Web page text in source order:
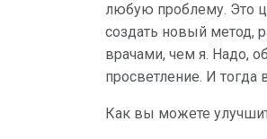
любую проблему. Это
создать новый метод,
врачами, чем я. Надо,
просветление. И тогда
Как вы можете